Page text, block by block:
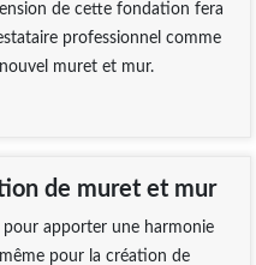
de cette fondation fera
professionnel comme
muret et mur.
de muret et mur
pour apporter une harmonie
pour la création de